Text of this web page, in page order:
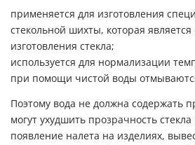
применяется для изготовления
стекольной шихты, которая
изготовления стекла;
используется для нормализации
при помощи чистой воды
Поэтому вода не должна содержать
могут ухудшить прозрачность
появление налета на изделиях,